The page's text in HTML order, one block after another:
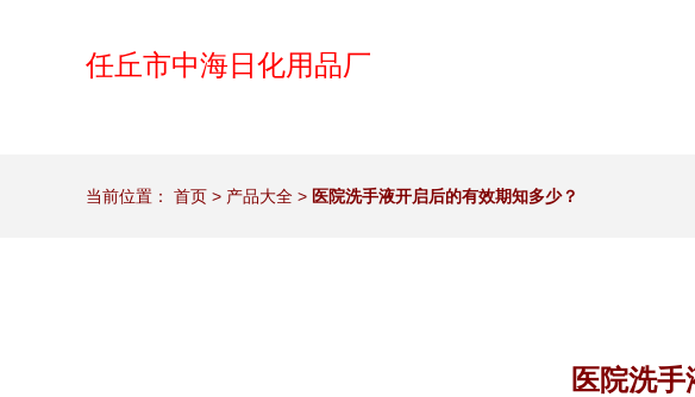
任丘市中海日化用品厂
当前位置： 首页 > 产品大全 > 医院洗手液开启后的有效期知多少？
医院洗